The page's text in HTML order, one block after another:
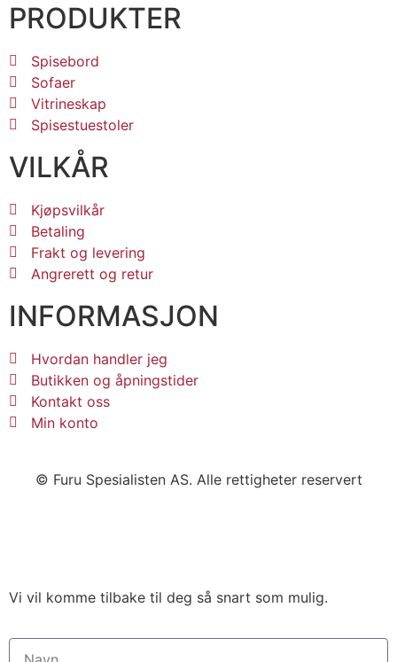
INFORMASJON
Hvordan handler jeg
Butikken og åpningstider
Kontakt oss
Min konto
VILKÅR
Kjøpsvilkår
Betaling
Frakt og levering
Angrerett og retur
PRODUKTER
Spisebord
Sofaer
Vitrineskap
Spisestuestoler
© Furu Spesialisten AS. Alle rettigheter reservert
Vi vil komme tilbake til deg så snart som mulig.